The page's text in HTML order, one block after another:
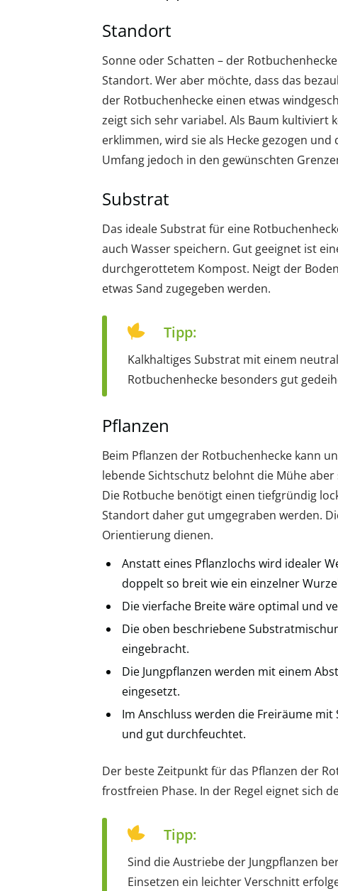
Standort
Sonne oder Schatten – der
Standort. Wer aber möchte, dass das
der Rotbuchenhecke einen etwas
zeigt sich sehr variabel. Als Baum kultiviert
erklimmen, wird sie als Hecke gezogen
Umfang jedoch in den gewünschten
Substrat
Das ideale Substrat für eine
auch Wasser speichern. Gut geeignet ist
durchgerottetem Kompost. Neigt der
etwas Sand zugegeben werden.
Tipp:
Kalkhaltiges Substrat mit einem
Rotbuchenhecke besonders gut
Pflanzen
Beim Pflanzen der Rotbuchenhecke kann
lebende Sichtschutz belohnt die Mühe aber
Die Rotbuche benötigt einen tiefgründig
Standort daher gut umgegraben werden.
Orientierung dienen.
Anstatt eines Pflanzlochs wird idealer
doppelt so breit wie ein einzelner
Die vierfache Breite wäre optimal und
Die oben beschriebene
eingebracht.
Die Jungpflanzen werden mit einem
eingesetzt.
Im Anschluss werden die Freiräume
und gut durchfeuchtet.
Der beste Zeitpunkt für das Pflanzen der
frostfreien Phase. In der Regel eignet sich
Tipp:
Sind die Austriebe der Jungpflanzen
Einsetzen ein leichter Verschnitt